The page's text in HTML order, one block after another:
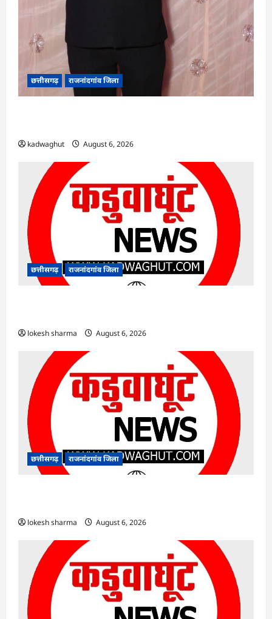
छत्तीसगढ़ राजनांदगांव जिला
kadwaghut August 6, 2026
छत्तीसगढ़ राजनांदगांव जिला
lokesh sharma August 6, 2026
छत्तीसगढ़ राजनांदगांव जिला
lokesh sharma August 6, 2026